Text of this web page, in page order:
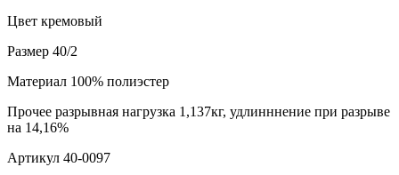
Цвет кремовый
Размер 40/2
Материал 100% полиэстер
Прочее разрывная нагрузка 1,137кг, удлинннение при разрыве
на 14,16%
Артикул 40-0097